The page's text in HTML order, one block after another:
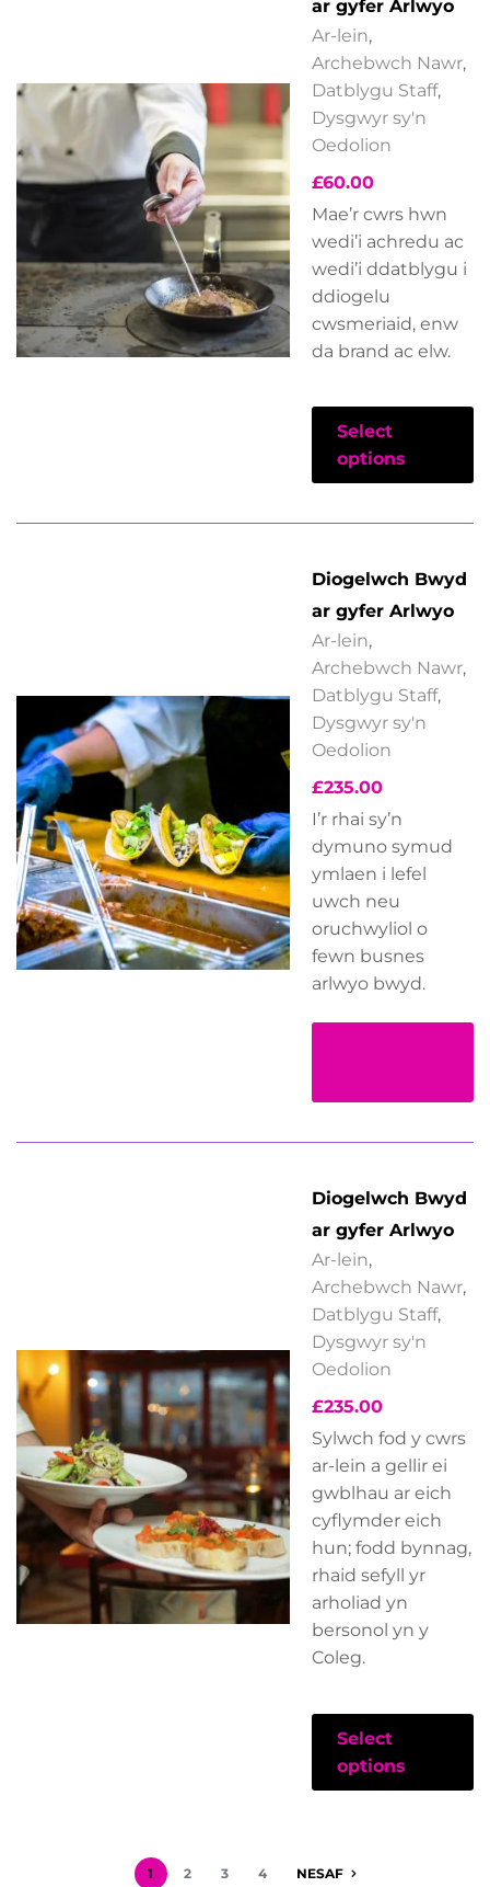
ar gyfer Arlwyo
Ar-lein,
Archebwch Nawr,
Datblygu Staff,
Dysgwyr sy'n
Oedolion
£60.00
Mae’r cwrs hwn
wedi’i achredu ac
wedi’i ddatblygu i
ddiogelu
cwsmeriaid, enw
da brand ac elw.
Select
options
Diogelwch Bwyd
ar gyfer Arlwyo
Ar-lein,
Archebwch Nawr,
Datblygu Staff,
Dysgwyr sy'n
Oedolion
£235.00
I’r rhai sy’n
dymuno symud
ymlaen i lefel
uwch neu
oruchwyliol o
fewn busnes
arlwyo bwyd.
Diogelwch Bwyd
ar gyfer Arlwyo
Ar-lein,
Archebwch Nawr,
Datblygu Staff,
Dysgwyr sy'n
Oedolion
£235.00
Sylwch fod y cwrs
ar-lein a gellir ei
gwblhau ar eich
cyflymder eich
hun; fodd bynnag,
rhaid sefyll yr
arholiad yn
bersonol yn y
Coleg.
Select
options
1 2 3 4 NESAF